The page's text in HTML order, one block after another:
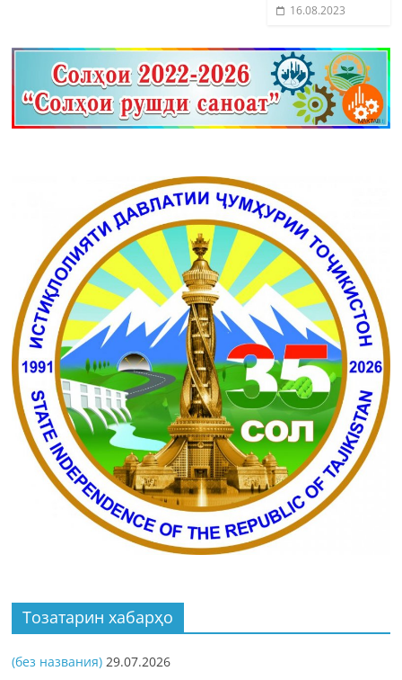
16.08.2023
Тозатарин хабарҳо
(без названия) 29.07.2026